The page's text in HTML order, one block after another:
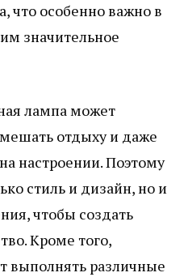
что особенно важно в
значительное
лампа может
отдыху и даже
настроении. Поэтому
стиль и дизайн, но и
чтобы создать
Кроме того,
выполнять различные